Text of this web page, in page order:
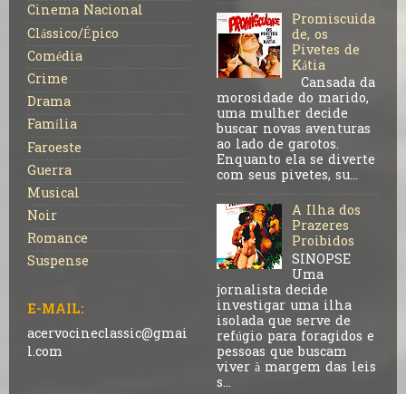
Cinema Nacional
Clássico/Épico
Comédia
Crime
Drama
Família
Faroeste
Guerra
Musical
Noir
Romance
Suspense
E-MAIL:
acervocineclassic@gmai
l.com
Promiscuida
de, os
Pivetes de
Kátia
Cansada da
morosidade do marido,
uma mulher decide
buscar novas aventuras
ao lado de garotos.
Enquanto ela se diverte
com seus pivetes, su...
A Ilha dos
Prazeres
Proibidos
SINOPSE
Uma
jornalista decide
investigar uma ilha
isolada que serve de
refúgio para foragidos e
pessoas que buscam
viver à margem das leis
s...